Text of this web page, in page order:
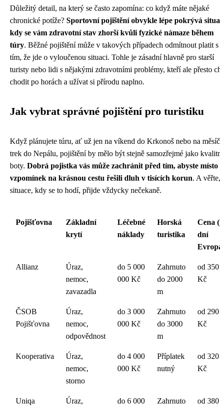
Důležitý detail, na který se často zapomína: co když máte nějaké
chronické potíže? Sportovní pojištění obvykle lépe pokrývá
kdy se vám zdravotní stav zhorší kvůli fyzické námaze během
túry. Běžné pojištění může v takových případech odmítnout platit s
tím, že jde o vyloučenou situaci. Tohle je zásadní hlavně pro starší
turisty nebo lidi s nějakými zdravotními problémy, kteří ale přesto
chodit po horách a užívat si přírodu naplno.
Jak vybrat správné pojištění pro turistiku
Když plánujete túru, ať už jen na víkend do Krkonoš nebo na
trek do Nepálu, pojištění by mělo být stejně samozřejmé jako
boty. Dobrá pojistka vás může zachránit před tím, abyste místo
vzpomínek na krásnou cestu řešili dluh v tisících korun. A
situace, kdy se to hodí, přijde vždycky nečekaně.
Pojišťovna
Základní
krytí
Léčebné
náklady
Horská
turistika
Cena
dní
Allianz
Úraz,
nemoc,
zavazadla
do 5 000
000 Kč
Zahrnuto
do 2000
m
od 350
Kč
ČSOB
Pojišťovna
Úraz,
nemoc,
odpovědnost
do 3 000
000 Kč
Zahrnuto
do 3000
m
od 290
Kč
Kooperativa
Úraz,
nemoc,
storno
do 4 000
000 Kč
Příplatek
nutný
od 320
Kč
Uniqa
Úraz,
do 6 000
Zahrnuto
od 380